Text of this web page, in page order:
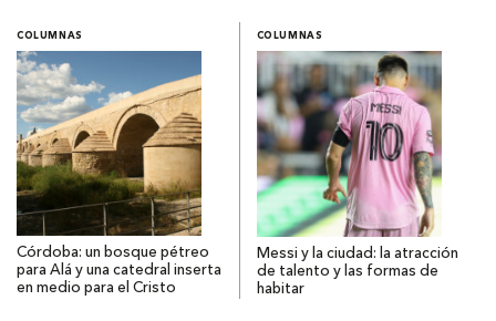
COLUMNAS
Córdoba: un bosque pétreo
para Alá y una catedral inserta
en medio para el Cristo
COLUMNAS
Messi y la ciudad: la atracción
de talento y las formas de
habitar